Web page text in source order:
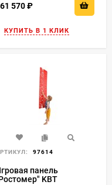
570
КУПИТЬ В 1 КЛИК
97614
панель
KBT